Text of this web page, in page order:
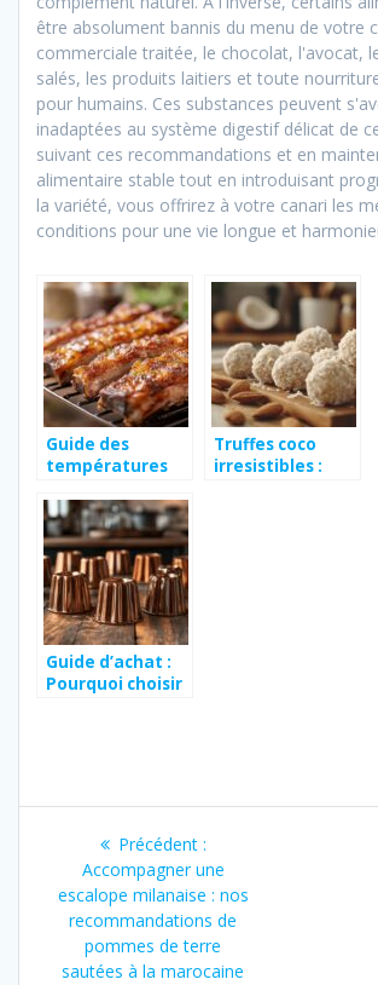
être absolument bannis du menu de votre
commerciale traitée, le chocolat, l'avocat,
salés, les produits laitiers et toute
pour humains. Ces substances peuvent
inadaptées au système digestif délicat de
suivant ces recommandations et en
alimentaire stable tout en introduisant
la variété, vous offrirez à votre canari les
conditions pour une vie longue et
Guide des
températures
travers de porc à
l’air fryer Ninja
Truffes coco
irresistibles :
Guide d’achat :
Pourquoi choisir
Navigation
de
l’article
Précédent :Article
précédent
:
Accompagner une
escalope milanaise : nos
recommandations de
pommes de terre
sautées à la marocaine